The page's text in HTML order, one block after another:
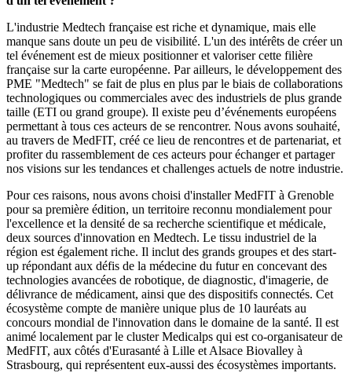
L'industrie Medtech française est riche et dynamique, mais elle
manque sans doute un peu de visibilité. L'un des intérêts de créer un
tel événement est de mieux positionner et valoriser cette filière
française sur la carte européenne. Par ailleurs, le développement des
PME "Medtech" se fait de plus en plus par le biais de collaborations
technologiques ou commerciales avec des industriels de plus grande
taille (ETI ou grand groupe). Il existe peu d’événements européens
permettant à tous ces acteurs de se rencontrer. Nous avons souhaité,
au travers de MedFIT, créé ce lieu de rencontres et de partenariat, et
profiter du rassemblement de ces acteurs pour échanger et partager
nos visions sur les tendances et challenges actuels de notre industrie.
Pour ces raisons, nous avons choisi d'installer MedFIT à Grenoble
pour sa première édition, un territoire reconnu mondialement pour
l'excellence et la densité de sa recherche scientifique et médicale,
deux sources d'innovation en Medtech. Le tissu industriel de la
région est également riche. Il inclut des grands groupes et des start-
up répondant aux défis de la médecine du futur en concevant des
technologies avancées de robotique, de diagnostic, d'imagerie, de
délivrance de médicament, ainsi que des dispositifs connectés. Cet
écosystème compte de manière unique plus de 10 lauréats au
concours mondial de l'innovation dans le domaine de la santé. Il est
animé localement par le cluster Medicalps qui est co-organisateur de
MedFIT, aux côtés d'Eurasanté à Lille et Alsace Biovalley à
Strasbourg, qui représentent eux-aussi des écosystèmes importants.